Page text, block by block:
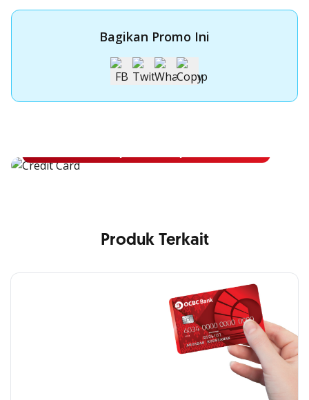
Bagikan Promo Ini
Apply Kartu Kredit OCBC NISP
Produk Terkait